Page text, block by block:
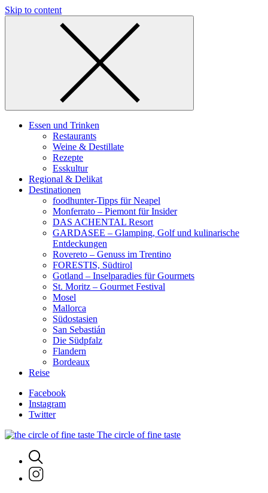
Skip to content
Essen und Trinken
Restaurants
Weine & Destillate
Rezepte
Esskultur
Regional & Delikat
Destinationen
foodhunter-Tipps für Neapel
Monferrato – Piemont für Insider
DAS ACHENTAL Resort
GARDASEE – Glamping, Golf und kulinarische
Entdeckungen
Rovereto – Genuss im Trentino
FORESTIS, Südtirol
Gotland – Inselparadies für Gourmets
St. Moritz – Gourmet Festival
Mosel
Mallorca
Südostasien
San Sebastián
Die Südpfalz
Flandern
Bordeaux
Reise
Facebook
Instagram
Twitter
The circle of fine taste